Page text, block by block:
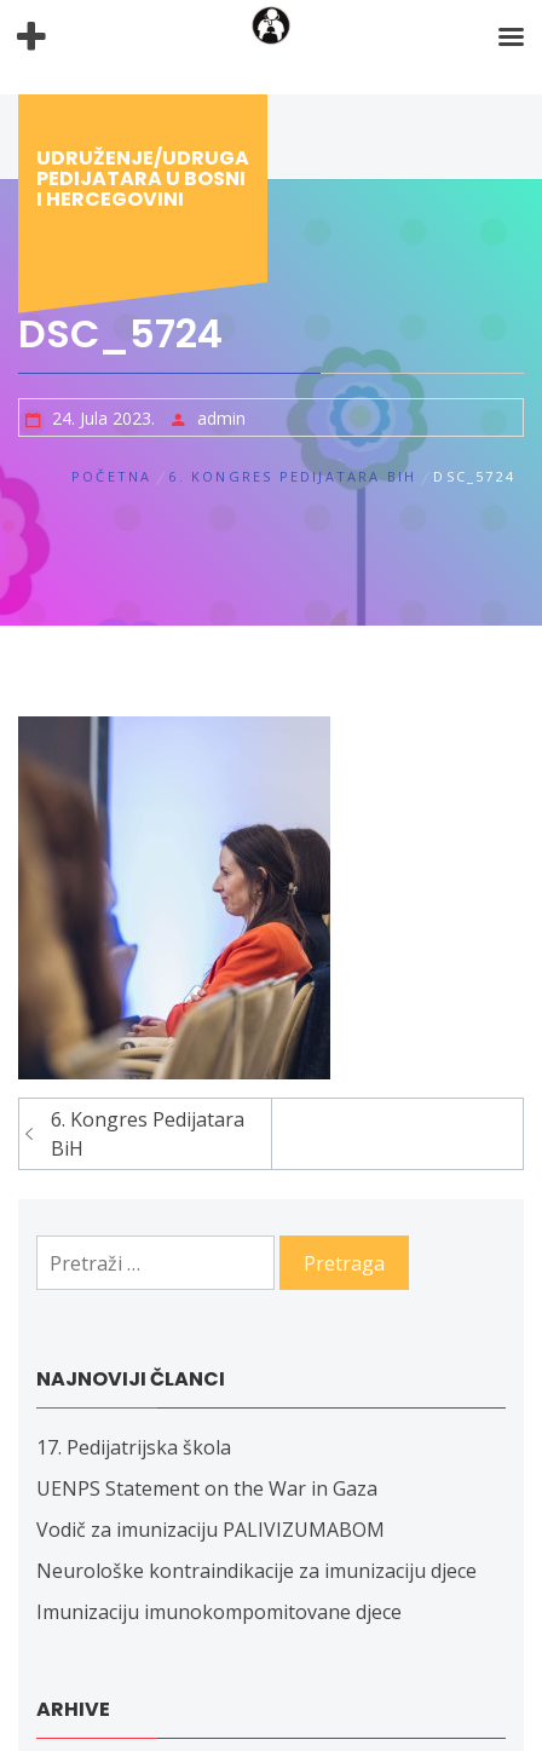
na
UDRUŽENJE/UDRUGA
PEDIJATARA U BOSNI
I HERCEGOVINI
DSC_5724
24. Jula 2023. admin
POČETNA 6. KONGRES PEDIJATARA BIH DSC_5724
Navigacija
članaka
6. Kongres Pedijatara
BiH
Pretraga:
NAJNOVIJI ČLANCI
17. Pedijatrijska škola
UENPS Statement on the War in Gaza
Vodič za imunizaciju PALIVIZUMABOM
Neurološke kontraindikacije za imunizaciju djece
Imunizaciju imunokompomitovane djece
ARHIVE